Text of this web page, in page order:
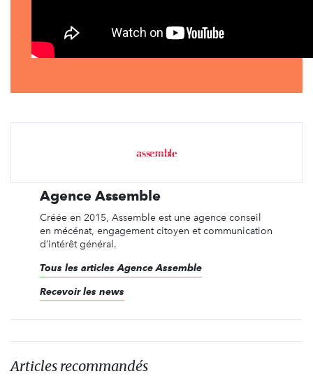
Agence Assemble
Créée en 2015, Assemble est une agence conseil
en mécénat, engagement citoyen et communication
d’intérêt général.
Tous les articles Agence Assemble
Recevoir les news
Articles recommandés